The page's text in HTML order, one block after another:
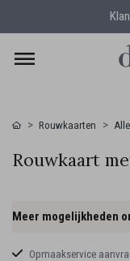
Rouwkaarten
Rouwkaart
Meer mogelijkheden
Opmaakservice